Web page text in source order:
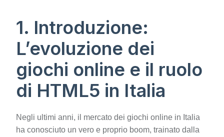
1. Introduzione:
L’evoluzione dei
giochi online e il ruolo
di HTML5 in Italia
Negli ultimi anni, il mercato dei giochi online in Italia
ha conosciuto un vero e proprio boom, trainato dalla